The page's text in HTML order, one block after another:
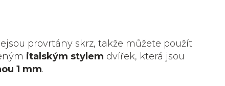
provrtány skrz, takže můžete použít
italským stylem dvířek, která jsou
1 mm.